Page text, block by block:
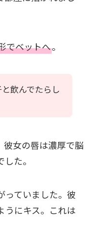
でベットへ。
飲んでたらし
彼女の唇は濃厚で脳
た。
っていました。彼
うにキス。これは